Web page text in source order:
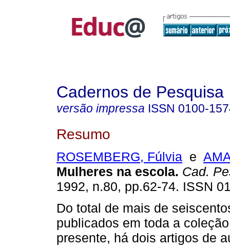
Cadernos de Pesquisa
versão impressa ISSN 0100-
Resumo
ROSEMBERG, Fúlvia e
Mulheres na escola. Cad.
1992, n.80, pp.62-74. ISSN
Do total de mais de
publicados em toda a
presente, há dois artigos de